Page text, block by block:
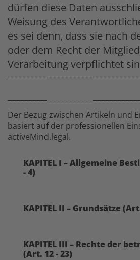
dürfen diese Daten
Weisung des
es sei denn, dass sie nach
oder dem Recht der
Verarbeitung verpflichtet
Der Bezug zwischen Artikeln und
basiert auf der professionellen
activeMind.legal.
KAPITEL I – Allgemeine
- 4)
KAPITEL II – Grundsätze
KAPITEL III – Rechte der
(Art. 12 - 23)